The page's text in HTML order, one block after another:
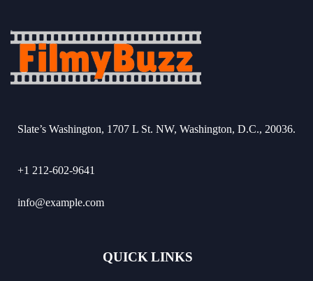
Slate’s Washington, 1707 L St. NW, Washington, D.C., 20036.
+1 212-602-9641
info@example.com
QUICK LINKS